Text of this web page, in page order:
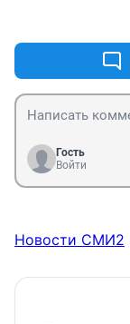
Гость
Войти
Новости СМИ2